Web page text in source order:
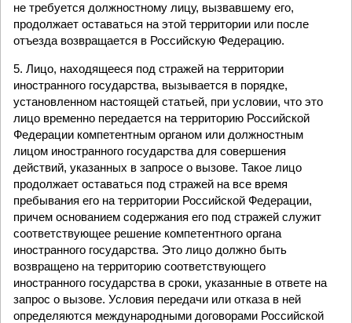
не требуется должностному лицу, вызвавшему его,
продолжает оставаться на этой территории или после
отъезда возвращается в Российскую Федерацию.
5. Лицо, находящееся под стражей на территории
иностранного государства, вызывается в порядке,
установленном настоящей статьей, при условии, что это
лицо временно передается на территорию Российской
Федерации компетентным органом или должностным
лицом иностранного государства для совершения
действий, указанных в запросе о вызове. Такое лицо
продолжает оставаться под стражей на все время
пребывания его на территории Российской Федерации,
причем основанием содержания его под стражей служит
соответствующее решение компетентного органа
иностранного государства. Это лицо должно быть
возвращено на территорию соответствующего
иностранного государства в сроки, указанные в ответе на
запрос о вызове. Условия передачи или отказа в ней
определяются международными договорами Российской